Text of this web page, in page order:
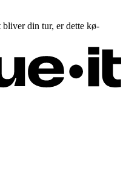
din tur, er dette kø-